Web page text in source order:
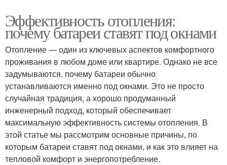
Эффективность отопления:
почему батареи ставят под окнами
Отопление — один из ключевых аспектов комфортного
проживания в любом доме или квартире. Однако не все
задумываются, почему батареи обычно
устанавливаются именно под окнами. Это не просто
случайная традиция, а хорошо продуманный
инженерный подход, который обеспечивает
максимальную эффективность системы отопления. В
этой статье мы рассмотрим основные причины, по
которым батареи ставят под окнами, и как это влияет на
тепловой комфорт и энергопотребление.